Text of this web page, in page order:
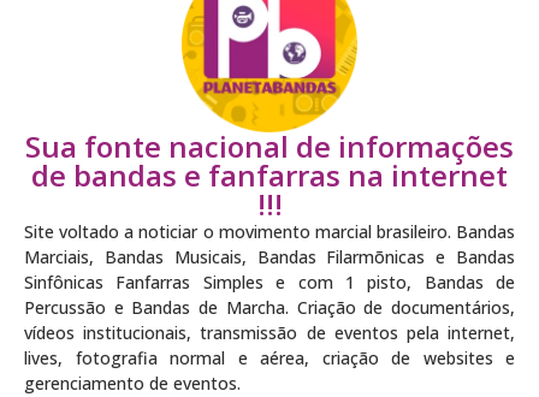
Sua fonte nacional de informações
de bandas e fanfarras na internet
!!!
Site voltado a noticiar o movimento marcial brasileiro. Bandas
Marciais, Bandas Musicais, Bandas Filarmõnicas e Bandas
Sinfônicas Fanfarras Simples e com 1 pisto, Bandas de
Percussão e Bandas de Marcha. Criação de documentários,
vídeos institucionais, transmissão de eventos pela internet,
lives, fotografia normal e aérea, criação de websites e
gerenciamento de eventos.